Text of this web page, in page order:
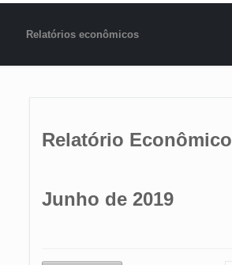
Relatórios econômicos
Relatório
Junho de 2019